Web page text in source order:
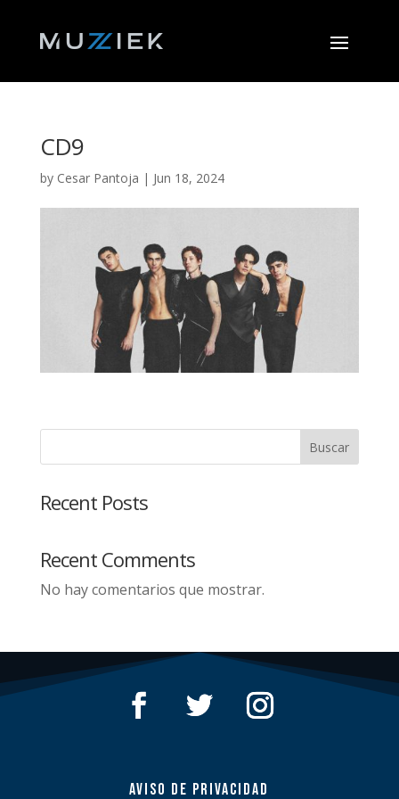
CD9
by Cesar Pantoja | Jun 18, 2024
Buscar
Recent Posts
Recent Comments
No hay comentarios que mostrar.
AVISO DE PRIVACIDAD